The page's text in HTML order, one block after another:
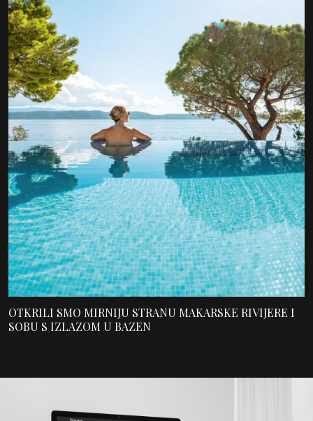
OTKRILI SMO MIRNIJU STRANU MAKARSKE RIVIJERE I
SOBU S IZLAZOM U BAZEN